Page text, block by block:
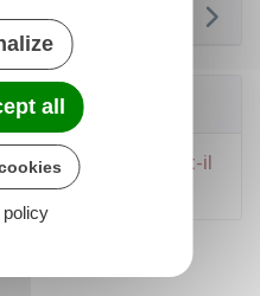
salarié en France a-t-il
français ?
all